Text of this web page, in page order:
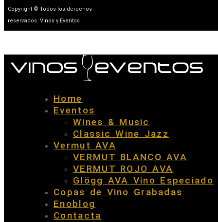
Copyright © Todos los derechos
reservados. Vinos y Eventos
Home
Eventos
Wines & Music
Classic Wine Jazz
Vermut AVA
VERMUT BLANCO AVA
VERMUT ROJO AVA
Glögg AVA Vino Especiado
Copas de Vino Grabadas
Enoblog
Contacta